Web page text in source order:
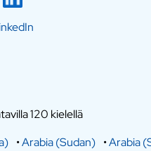
120 kielellä
•Arabia (Sudan) •Arabia